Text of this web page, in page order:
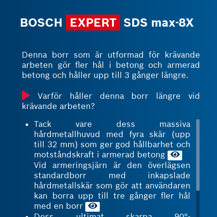
BOSCH EXPERT SDS max-8X
Denna borr som är utformad för krävande
arbeten gör fler hål i betong och armerad
betong och håller upp till 3 gånger längre.
Varför håller denna borr längre vid
krävande arbeten?
Tack vare dess massiva
hårdmetallhuvud med fyra skär (upp
till 32 mm) som ger god hållbarhet och
motståndskraft i armerad betong
Vid armeringsjärn är den överlägsen
standardborr med inkapslade
hårdmetallskär som gör att användaren
kan borra upp till tre gånger fler hål
med en borr